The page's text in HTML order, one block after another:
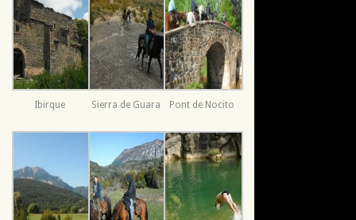
Ibirque Sierra de Guara Pont de Nocito